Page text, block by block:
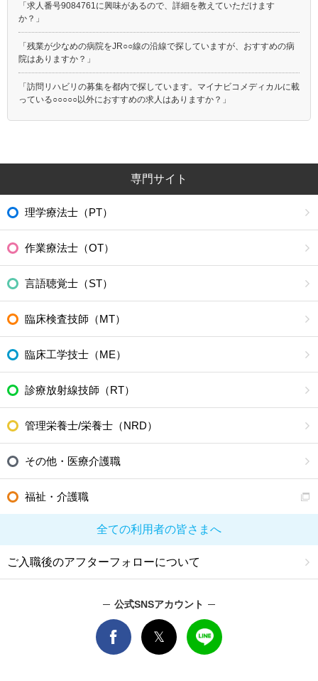
「求人番号9084761に興味があるので、詳細を教えていただけます
か？」
「残業が少なめの病院をJR○○線の沿線で探していますが、おすすめの病
院はありますか？」
「訪問リハビリの募集を都内で探しています。マイナビコメディカルに載
っている○○○○○以外におすすめの求人はありますか？」
専門サイト
理学療法士（PT）
作業療法士（OT）
言語聴覚士（ST）
臨床検査技師（MT）
臨床工学技士（ME）
診療放射線技師（RT）
管理栄養士/栄養士（NRD）
その他・医療介護職
福祉・介護職
全ての利用者の皆さまへ
ご入職後のアフターフォローについて
公式SNSアカウント